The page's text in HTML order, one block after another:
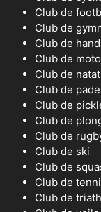
Club de
Club de
Club de
Club de moto
Club de
Club de
Club de
Club de
Club de
Club de ski
Club de
Club de
Club de